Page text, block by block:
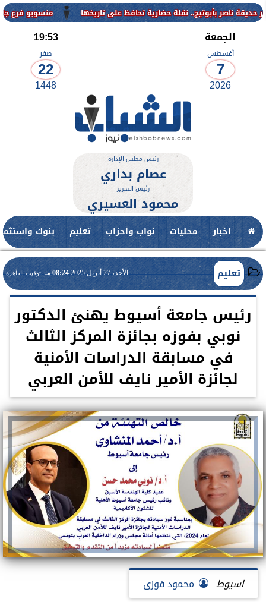
منسوبو فرع جامعة الأزهر
الجمعة
أغسطس
7
2026
19:53
صفر
22
1448
رئيس مجلس الإدارة
عصام بداري
رئيس التحرير
محمود العسيري
اخبار محليات نواب واحزاب تعليم بنوك
تعليم الأحد، 27 أبريل 2025 08:24 مـ بتوقيت القاهرة
رئيس جامعة أسيوط يهنئ الدكتور
نوبي بفوزه بجائزة المركز الثالث
في مسابقة الدراسات الأمنية
لجائزة الأمير نايف للأمن العربي
اسيوط محمود فوزى